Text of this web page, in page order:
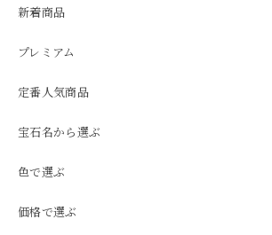
新着商品
プレミアム
定番人気商品
宝石名から選ぶ
色で選ぶ
価格で選ぶ